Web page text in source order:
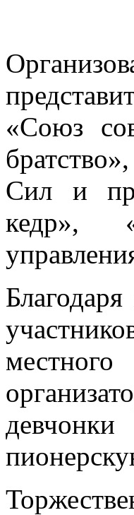
«Союз
Сил и
кедр»,